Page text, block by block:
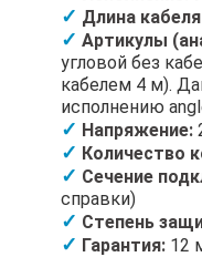
Длина
Артикулы
угловой без
кабелем 4 м).
исполнению
Напряжение:
Количество
Сечение
справки)
Степень
Гарантия: 12